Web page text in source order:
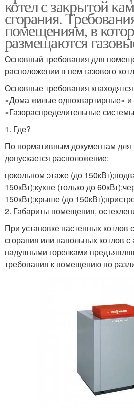
котел с закрытой
сгорания.
помещениям, в
размещаются
Основный требования для
расположении в нем газового
Основные требования
«Дома жилые одноквартирные»
«Газораспределительные
1. Где?
По нормативным документам для
допускается расположение:
цокольном этаже (до
150кВт);кухне (только до
150кВт);крыше (до
2. Габариты помещения,
При установке настенных котлов
сгорания или напольных котлов
надувными горелками
требования к помещению по